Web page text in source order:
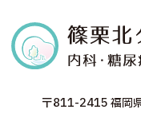
〒811-2415 福岡